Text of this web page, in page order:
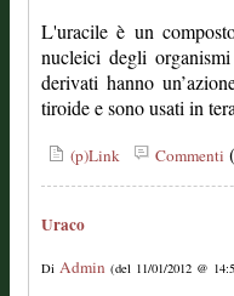
L'uracile è un
nucleici degli
derivati hanno
tiroide e sono usati in
(p)Link Commenti
Uraco
Di Admin (del 11/01/2012 @